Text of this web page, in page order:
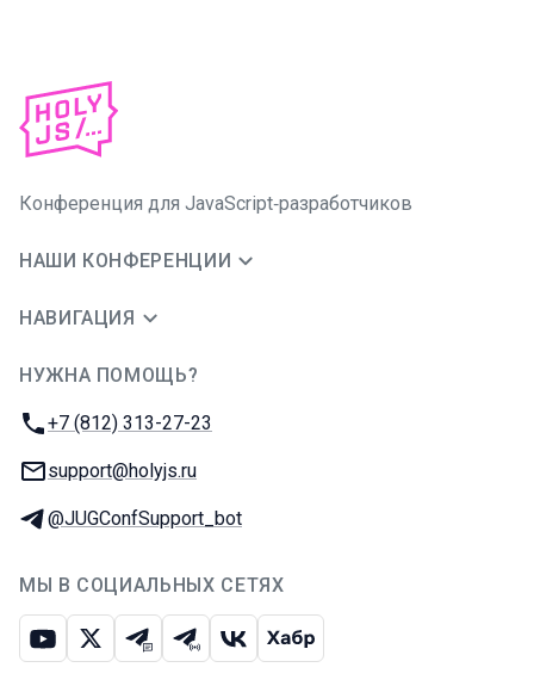
Конференция для JavaScript‑разработчиков
НАШИ КОНФЕРЕНЦИИ
НАВИГАЦИЯ
НУЖНА ПОМОЩЬ?
Телефон:
+7 (812) 313-27-23
E-mail:
support@holyjs.ru
Телеграм:
@JUGConfSupport_bot
МЫ В СОЦИАЛЬНЫХ СЕТЯХ
ЮтубИкс Телеграм-чат
Телеграм-канал
ВКонтакте
Хабр